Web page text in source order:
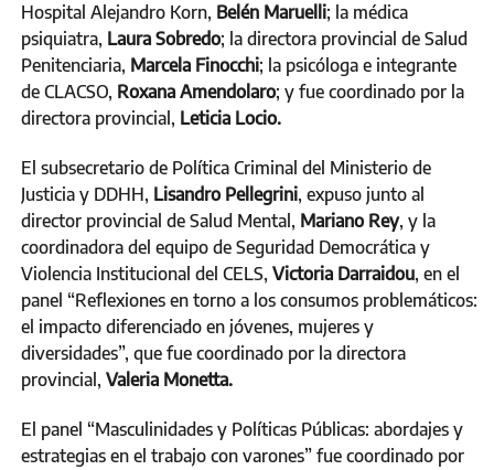
Hospital Alejandro Korn, Belén Maruelli; la médica
psiquiatra, Laura Sobredo; la directora provincial de Salud
Penitenciaria, Marcela Finocchi; la psicóloga e integrante
de CLACSO, Roxana Amendolaro; y fue coordinado por la
directora provincial, Leticia Locio.
El subsecretario de Política Criminal del Ministerio de
Justicia y DDHH, Lisandro Pellegrini, expuso junto al
director provincial de Salud Mental, Mariano Rey, y la
coordinadora del equipo de Seguridad Democrática y
Violencia Institucional del CELS, Victoria Darraidou, en el
panel “Reflexiones en torno a los consumos problemáticos:
el impacto diferenciado en jóvenes, mujeres y
diversidades”, que fue coordinado por la directora
provincial, Valeria Monetta.
El panel “Masculinidades y Políticas Públicas: abordajes y
estrategias en el trabajo con varones” fue coordinado por